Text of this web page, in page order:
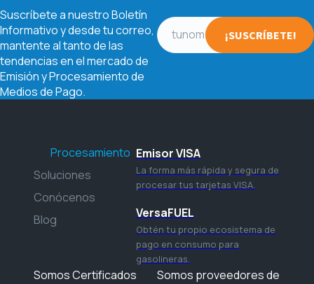
Suscríbete a nuestro Boletín
Informativo y desde tu correo,
mantente al tanto de las
tendencias en el mercado de
Emisión y Procesamiento de
Medios de Pago.
Procesamiento
Soluciones
Conócenos
Blog
Emisor VISA
La forma más rápida y segura de
procesar tus tarjetas VISA.
VersaFUEL
Obtén tu propio ecosistema de
pago en consumo para
gasolineras.
Somos Certificados Somos proveedores de